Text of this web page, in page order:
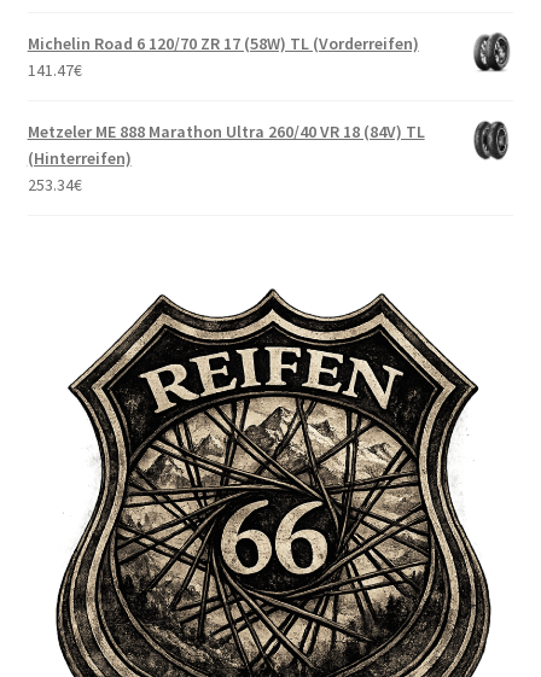
Michelin Road 6 120/70 ZR 17 (58W) TL (Vorderreifen)
141.47€
Metzeler ME 888 Marathon Ultra 260/40 VR 18 (84V) TL
(Hinterreifen)
253.34€